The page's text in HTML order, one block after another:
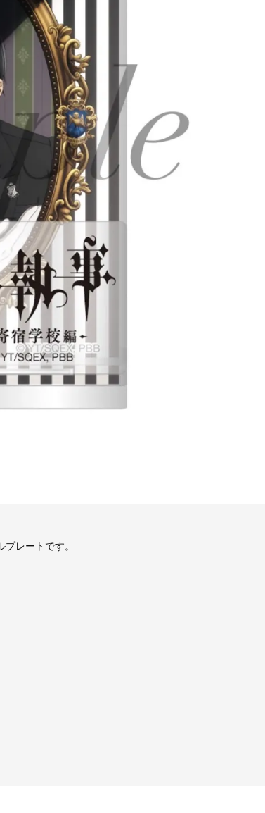
レートです。